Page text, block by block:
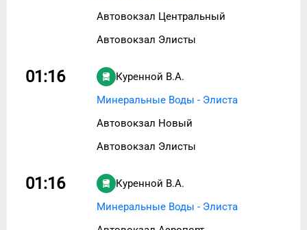
Автовокзал Центральный
Автовокзал Элисты
01:16
Куренной В.А.
Минеральные Воды - Элиста
Автовокзал Новый
Автовокзал Элисты
01:16
Куренной В.А.
Минеральные Воды - Элиста